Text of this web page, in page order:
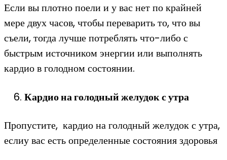
Если вы плотно поели и у вас нет по крайней
мере двух часов, чтобы переварить то, что вы
съели, тогда лучше потреблять что-либо с
быстрым источником энергии или выполнять
кардио в голодном состоянии.
Кардио на голодный желудок с утра
Пропустите, кардио на голодный желудок с утра,
еслиу вас есть определенные состояния здоровья